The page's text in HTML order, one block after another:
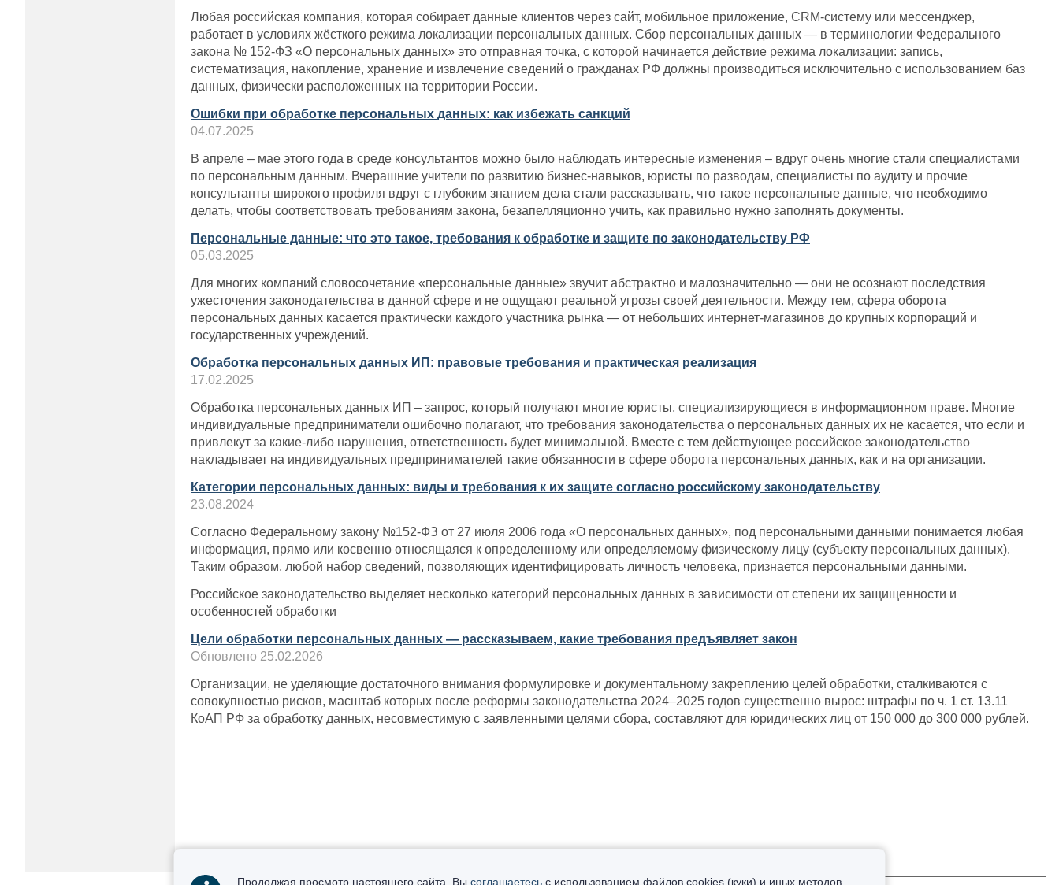
Любая российская компания, которая собирает данные клиентов через сайт, мобильное приложение, CRM-систему или мессенджер,
работает в условиях жёсткого режима локализации персональных данных. Сбор персональных данных — в терминологии Федерального
закона № 152-ФЗ «О персональных данных» это отправная точка, с которой начинается действие режима локализации: запись,
систематизация, накопление, хранение и извлечение сведений о гражданах РФ должны производиться исключительно с использованием баз
данных, физически расположенных на территории России.
Ошибки при обработке персональных данных: как избежать санкций
04.07.2025
В апреле – мае этого года в среде консультантов можно было наблюдать интересные изменения – вдруг очень многие стали специалистами
по персональным данным. Вчерашние учители по развитию бизнес-навыков, юристы по разводам, специалисты по аудиту и прочие
консультанты широкого профиля вдруг с глубоким знанием дела стали рассказывать, что такое персональные данные, что необходимо
делать, чтобы соответствовать требованиям закона, безапелляционно учить, как правильно нужно заполнять документы.
Персональные данные: что это такое, требования к обработке и защите по законодательству РФ
05.03.2025
Для многих компаний словосочетание «персональные данные» звучит абстрактно и малозначительно — они не осознают последствия
ужесточения законодательства в данной сфере и не ощущают реальной угрозы своей деятельности. Между тем, сфера оборота
персональных данных касается практически каждого участника рынка — от небольших интернет-магазинов до крупных корпораций и
государственных учреждений.
Обработка персональных данных ИП: правовые требования и практическая реализация
17.02.2025
Обработка персональных данных ИП – запрос, который получают многие юристы, специализирующиеся в информационном праве. Многие
индивидуальные предприниматели ошибочно полагают, что требования законодательства о персональных данных их не касается, что если и
привлекут за какие-либо нарушения, ответственность будет минимальной. Вместе с тем действующее российское законодательство
накладывает на индивидуальных предпринимателей такие обязанности в сфере оборота персональных данных, как и на организации.
Категории персональных данных: виды и требования к их защите согласно российскому законодательству
23.08.2024
Согласно Федеральному закону №152-ФЗ от 27 июля 2006 года «О персональных данных», под персональными данными понимается любая
информация, прямо или косвенно относящаяся к определенному или определяемому физическому лицу (субъекту персональных данных).
Таким образом, любой набор сведений, позволяющих идентифицировать личность человека, признается персональными данными.
Российское законодательство выделяет несколько категорий персональных данных в зависимости от степени их защищенности и
особенностей обработки
Цели обработки персональных данных — рассказываем, какие требования предъявляет закон
Обновлено 25.02.2026
Организации, не уделяющие достаточного внимания формулировке и документальному закреплению целей обработки, сталкиваются с
совокупностью рисков, масштаб которых после реформы законодательства 2024–2025 годов существенно вырос: штрафы по ч. 1 ст. 13.11
КоАП РФ за обработку данных, несовместимую с заявленными целями сбора, составляют для юридических лиц от 150 000 до 300 000 рублей.
Продолжая просмотр настоящего сайта, Вы соглашаетесьс использованием файлов cookies (куки) и иных методов,